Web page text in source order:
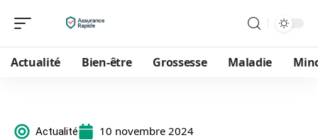
Actualité Bien-être Grossesse Maladie
Actualité 10 novembre 2024